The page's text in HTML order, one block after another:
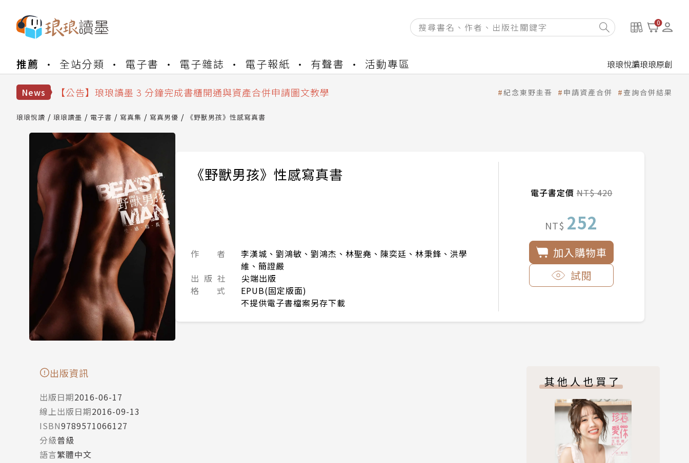
0
推薦 全站分類 電子書 電子雜誌 電子報紙 有聲書 活動專區 琅琅悅讀琅琅原創
News
【公告】琅琅讀墨數位閱讀資產合併與書櫃開通申請
【公告】琅琅讀墨 3 分鐘完成書櫃開通與資產合併申請圖文教學
【公告】琅琅讀墨數位閱讀資產合併與書櫃開通申請
紀念東野圭吾 申請資產合併 查詢合併結果
琅琅悅讀 琅琅讀墨 電子書 寫真集 寫真男優 《野獸男孩》性感寫真書
《野獸男孩》性感寫真書
作 者
李漢城、劉鴻敏、劉鴻杰、林聖堯、陳奕廷、林秉鋒、洪學
維、簡證嚴
出 版 社
尖端出版
格 式
EPUB(固定版面)
不提供電子書檔案另存下載
電子書定價NT$ 420
NT$ 252
加入購物車
試閱
出版資訊
出版日期2016-06-17
線上出版日期2016-09-13
ISBN9789571066127
分級普級
語言繁體中文
其他人也買了